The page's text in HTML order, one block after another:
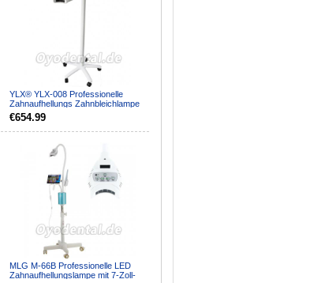
YLX® YLX-008 Professionelle
Zahnaufhellungs Zahnbleichlampe
€654.99
MLG M-66B Professionelle LED
Zahnaufhellungslampe mit 7-Zoll-